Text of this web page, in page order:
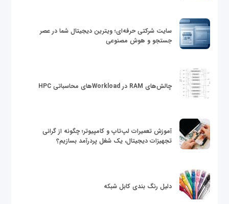
سایت شرکتی حرفه‌ای؛ ویترین دیجیتال شما در عصر
جستجو و هوش مصنوعی
چالش‌های RAM در Workloadهای محاسباتی HPC
آموزش تعمیرات لپ‌تاپ و کامپیوتر؛ چگونه از گرانی
تجهیزات دیجیتال، یک شغل پردرآمد بسازیم؟
دلیل رنگ بندی کابل شبکه